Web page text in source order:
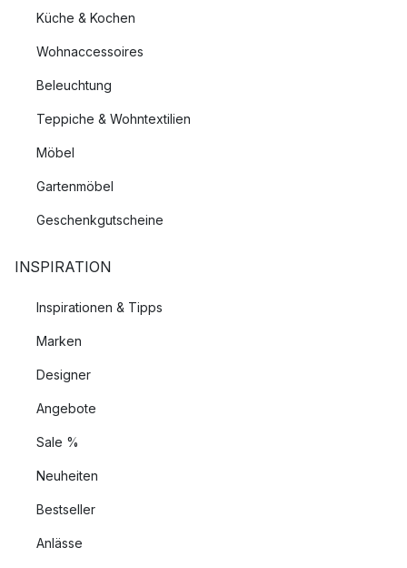
Küche & Kochen
Wohnaccessoires
Beleuchtung
Teppiche & Wohntextilien
Möbel
Gartenmöbel
Geschenkgutscheine
INSPIRATION
Inspirationen & Tipps
Marken
Designer
Angebote
Sale %
Neuheiten
Bestseller
Anlässe